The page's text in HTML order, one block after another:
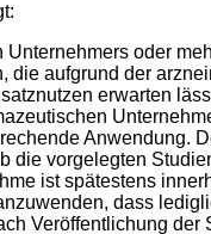
oder
die aufgrund der
erwarten
Anwendung.
die vorgelegten
ist spätestens
dass
Veröffentlichung